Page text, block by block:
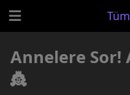
Annelere Sor!
👸